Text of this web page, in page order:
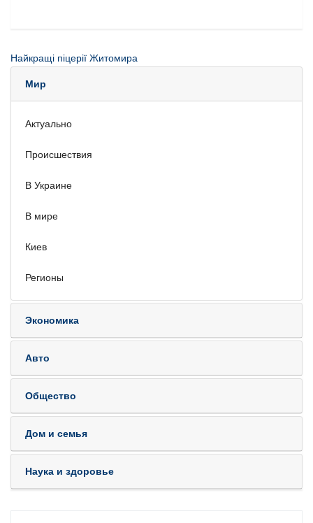
Найкращі піцерії Житомира
Мир
Актуально
Происшествия
В Украине
В мире
Киев
Регионы
Экономика
Авто
Общество
Дом и семья
Наука и здоровье